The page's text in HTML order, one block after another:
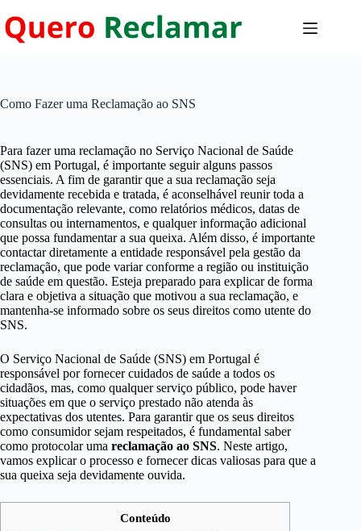
para
o
Como Fazer uma Reclamação ao SNS
Para fazer uma reclamação no Serviço Nacional de Saúde
(SNS) em Portugal, é importante seguir alguns passos
essenciais. A fim de garantir que a sua reclamação seja
devidamente recebida e tratada, é aconselhável reunir toda a
documentação relevante, como relatórios médicos, datas de
consultas ou internamentos, e qualquer informação adicional
que possa fundamentar a sua queixa. Além disso, é importante
contactar diretamente a entidade responsável pela gestão da
reclamação, que pode variar conforme a região ou instituição
de saúde em questão. Esteja preparado para explicar de forma
clara e objetiva a situação que motivou a sua reclamação, e
mantenha-se informado sobre os seus direitos como utente do
SNS.
O Serviço Nacional de Saúde (SNS) em Portugal é
responsável por fornecer cuidados de saúde a todos os
cidadãos, mas, como qualquer serviço público, pode haver
situações em que o serviço prestado não atenda às
expectativas dos utentes. Para garantir que os seus direitos
como consumidor sejam respeitados, é fundamental saber
como protocolar uma reclamação ao SNS. Neste artigo,
vamos explicar o processo e fornecer dicas valiosas para que a
sua queixa seja devidamente ouvida.
Conteúdo